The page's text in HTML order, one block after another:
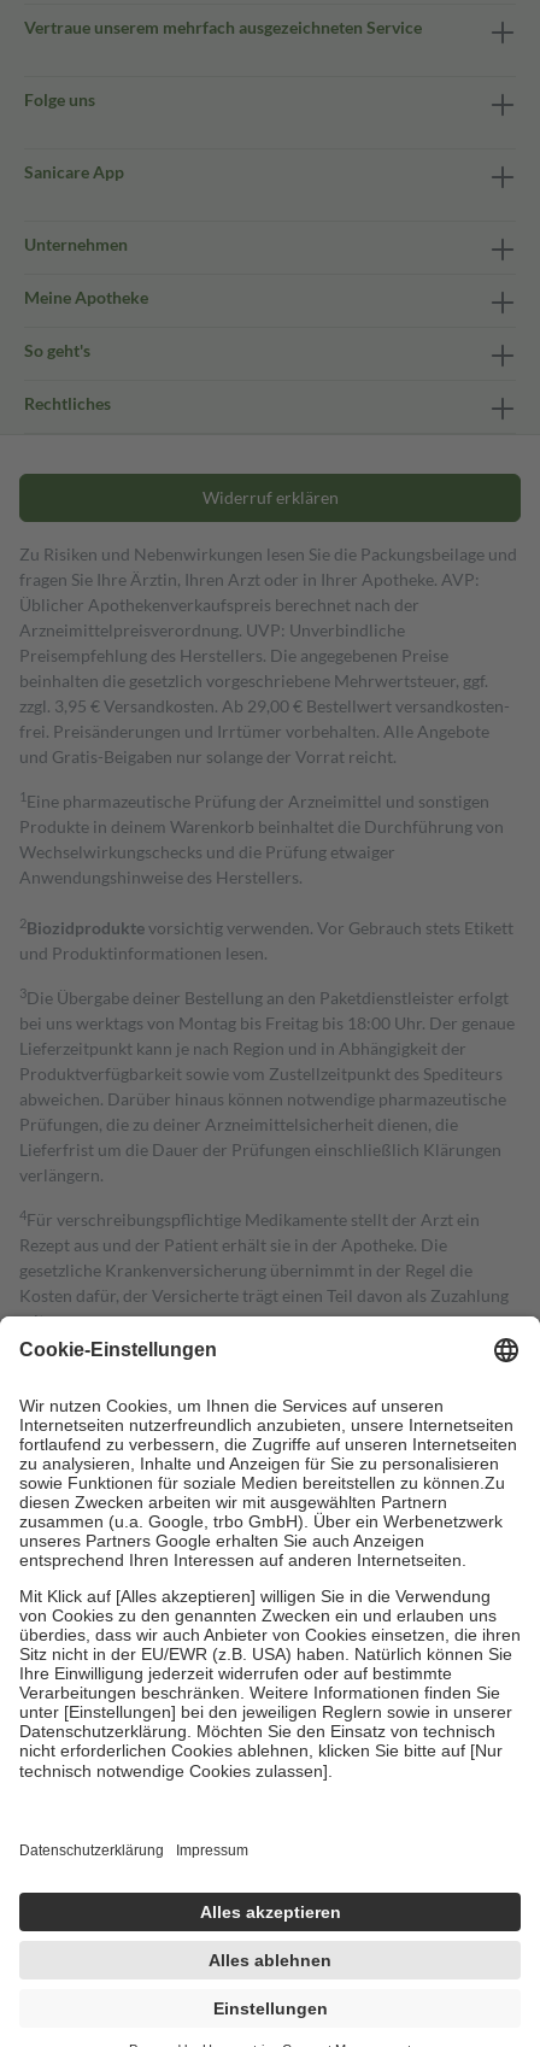
Vertraue unserem mehrfach ausgezeichneten Service
Folge uns
Sanicare App
Unternehmen
Meine Apotheke
So geht's
Rechtliches
Widerruf erklären
Zu Risiken und Nebenwirkungen lesen Sie die Packungsbeilage und
fragen Sie Ihre Ärztin, Ihren Arzt oder in Ihrer Apotheke. AVP:
Üblicher Apothekenverkaufspreis berechnet nach der
Arzneimittelpreisverordnung. UVP: Unverbindliche
Preisempfehlung des Herstellers. Die angegebenen Preise
beinhalten die gesetzlich vorgeschriebene Mehrwertsteuer, ggf.
zzgl. 3,95 € Versandkosten. Ab 29,00 € Bestell­wert versand­kosten­
frei. Preisänderungen und Irrtümer vorbehalten. Alle Angebote
und Gratis-Beigaben nur solange der Vorrat reicht.
1 Eine pharmazeutische Prüfung der Arzneimittel und sonstigen
Produkte in deinem Warenkorb beinhaltet die Durchführung von
Wechselwirkungschecks und die Prüfung etwaiger
Anwendungshinweise des Herstellers.
2Biozidproduktevorsichtig verwenden. Vor Gebrauch stets Etikett
und Produktinformationen lesen.
3Die Übergabe deiner Bestellung an den Paketdienstleister erfolgt
bei uns werktags von Montag bis Freitag bis 18:00 Uhr. Der genaue
Lieferzeitpunkt kann je nach Region und in Abhängigkeit der
Produktverfügbarkeit sowie vom Zustellzeitpunkt des Spediteurs
abweichen. Darüber hinaus können notwendige pharmazeutische
Prüfungen, die zu deiner Arzneimittelsicherheit dienen, die
Lieferfrist um die Dauer der Prüfungen einschließlich Klärungen
verlängern.
4Für verschreibungspflichtige Medikamente stellt der Arzt ein
Rezept aus und der Patient erhält sie in der Apotheke. Die
gesetzliche Krankenversicherung übernimmt in der Regel die
Kosten dafür, der Versicherte trägt einen Teil davon als Zuzahlung
mit.
Grundsätzlich leisten Mitglieder Zuzahlungen in Höhe von zehn
höchstens zehn Euro.
Es sind jedoch nie mehr als die tatsächlichen
Kosten der Leistung zu entrichten.
Diese Regeln gelten grundsätzlich auch für Online-Apotheken.
Bei Heilmitteln und häuslicher Krankenpflege beträgt die
Zuzahlung zehn Prozent der Kosten sowie zehn Euro je
Verordnung.
Um das Engagement der Versicherten für ihre eigene Gesundheit zu
stärken und die besondere Stellung der Familie zu unterstützen,
fallenkeine Zuzahlungenan bei:
• Kindern und Jugendlichen bis zum vollendeten 18. Lebensjahr
mit Ausnahme der Fahrkosten
• Untersuchungen zur Vorsorge und Früherkennung, die von der
GKV getragen werden
• empfohlenen Schutzimpfungen
• Harn- und Blutteststreifen
getroffen, um sicherzustellen, dass es sich um echte Bewertungen
https://help.etrusted.com/hc/de/articles/4419944605341
Einige Bilder und Inhalte wurden unter Zuhilfenahme künstlicher